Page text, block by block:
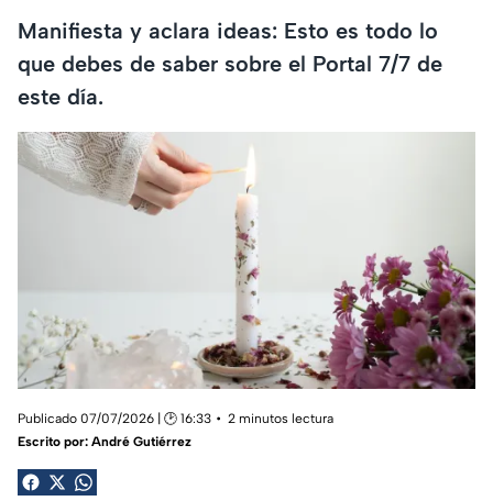
Manifiesta y aclara ideas: Esto es todo lo
que debes de saber sobre el Portal 7/7 de
este día.
Publicado 07/07/2026 | 🕑 16:33
2 minutos lectura
Escrito por: André Gutiérrez